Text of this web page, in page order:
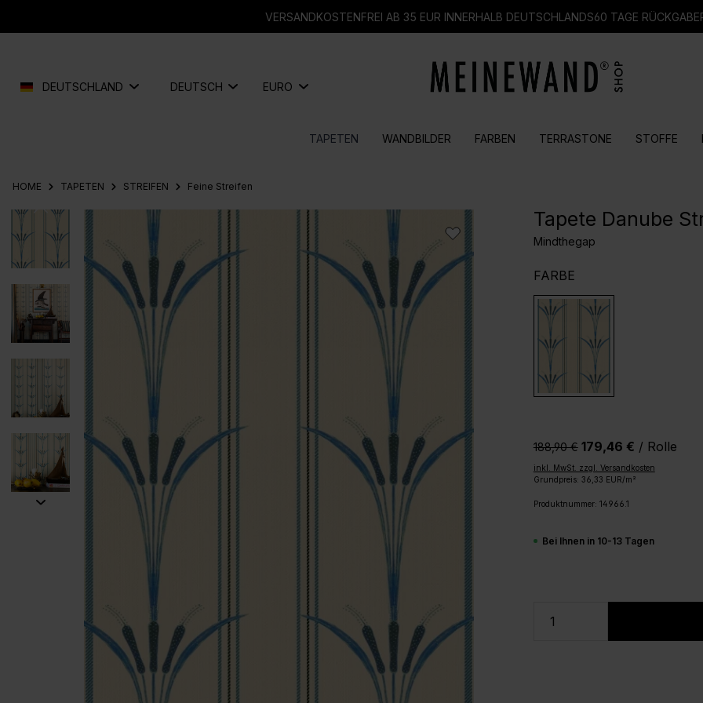
VERSANDKOSTENFREI AB 35 EUR INNERHALB DEUTSCHLANDS60 TAGE
DEUTSCHLAND DEUTSCH EURO
TAPETEN WANDBILDER FARBEN TERRASTONE STOFFE
HOME TAPETEN STREIFEN Feine Streifen
Bildergalerie überspringen Tapete Danube
Mindthegap
FARBEAUSWÄHLEN
188,90 €‎ 179,46 € / Rolle
inkl. MwSt. zzgl. Versandkosten
Grundpreis: 36,33 EUR/m²
Produktnummer: 14966.1
Bei Ihnen in 10-13 Tagen
Produkt Anzahl: